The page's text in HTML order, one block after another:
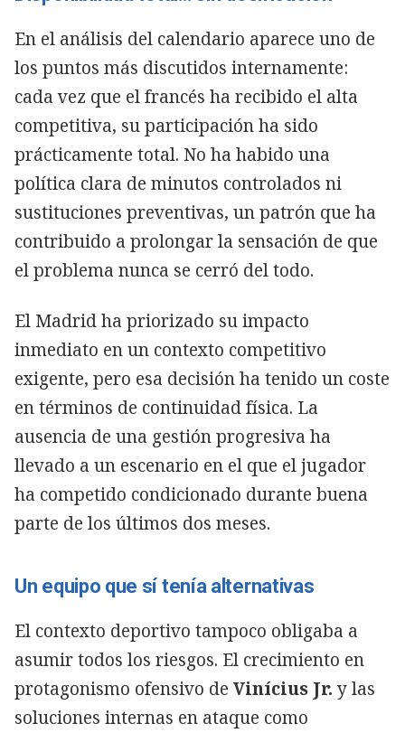
En el análisis del calendario aparece uno de
los puntos más discutidos internamente:
cada vez que el francés ha recibido el alta
competitiva, su participación ha sido
prácticamente total. No ha habido una
política clara de minutos controlados ni
sustituciones preventivas, un patrón que ha
contribuido a prolongar la sensación de que
el problema nunca se cerró del todo.
El Madrid ha priorizado su impacto
inmediato en un contexto competitivo
exigente, pero esa decisión ha tenido un coste
en términos de continuidad física. La
ausencia de una gestión progresiva ha
llevado a un escenario en el que el jugador
ha competido condicionado durante buena
parte de los últimos dos meses.
Un equipo que sí tenía alternativas
El contexto deportivo tampoco obligaba a
asumir todos los riesgos. El crecimiento en
protagonismo ofensivo de Vinícius Jr. y las
soluciones internas en ataque como